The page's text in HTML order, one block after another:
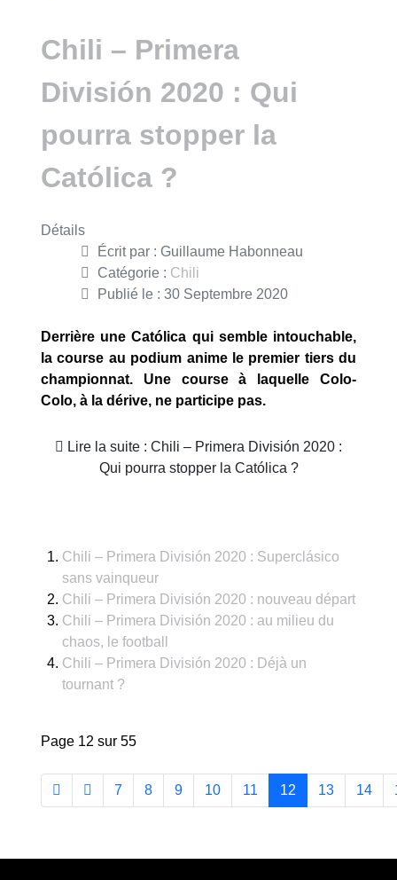
Chili – Primera
División 2020 : Qui
pourra stopper la
Católica ?
Détails
Écrit par : Guillaume Habonneau
Catégorie : Chili
Publié le : 30 Septembre 2020
Derrière une Católica qui semble intouchable,
la course au podium anime le premier tiers du
championnat. Une course à laquelle Colo-
Colo, à la dérive, ne participe pas.
Lire la suite : Chili – Primera División 2020 :
Qui pourra stopper la Católica ?
Chili – Primera División 2020 : Superclásico
sans vainqueur
Chili – Primera División 2020 : nouveau départ
Chili – Primera División 2020 : au milieu du
chaos, le football
Chili – Primera División 2020 : Déjà un
tournant ?
Page 12 sur 55
7 8 9 10 11 12 13 14